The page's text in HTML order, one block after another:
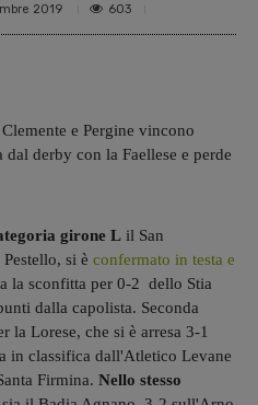
2019 603
e Pergine vincono
derby con la Faellese e perde
girone L il San
si è confermato in testa e
la sconfitta per 0-2 dello Stia
dalla capolista. Seconda
la Lorese, che si è arresa 3-1
in classifica dall'Atletico Levane
Firmina. Nello stesso